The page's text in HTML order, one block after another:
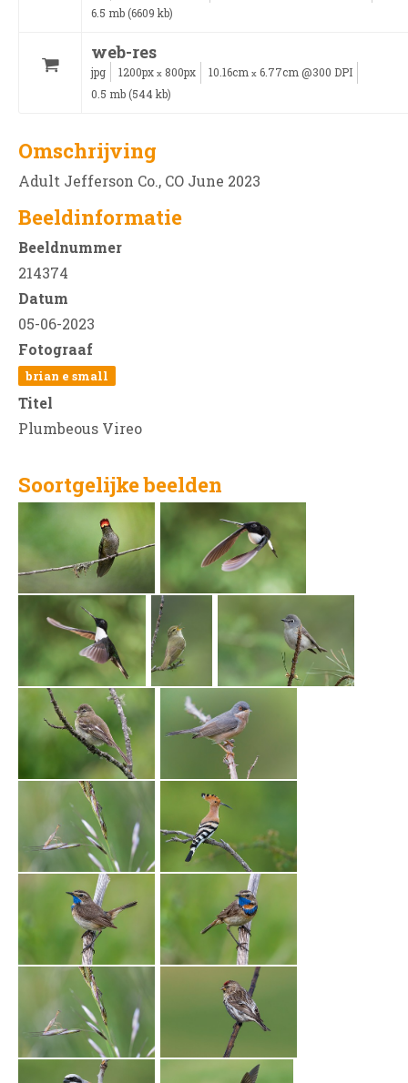
6.5 mb (6609 kb)
web-res
jpg 1200px x 800px 10.16cm x 6.77cm @300 DPI
0.5 mb (544 kb)
Omschrijving
Adult Jefferson Co., CO June 2023
Beeldinformatie
Beeldnummer
214374
Datum
05-06-2023
Fotograaf
brian e small
Titel
Plumbeous Vireo
Soortgelijke beelden